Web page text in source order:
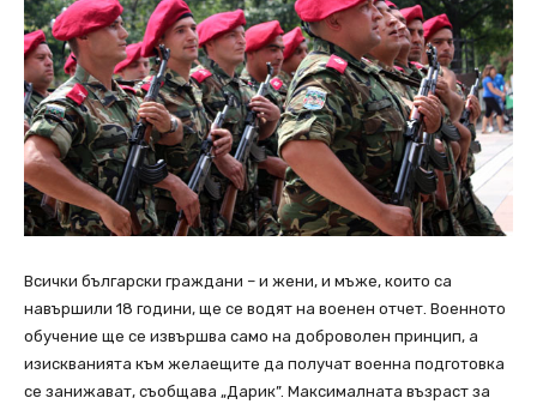
Всички български граждани – и жени, и мъже, които са
навършили 18 години, ще се водят на военен отчет. Военното
обучение ще се извършва само на доброволен принцип, а
изискванията към желаещите да получат военна подготовка
се занижават, съобщава „Дарик”. Максималната възраст за